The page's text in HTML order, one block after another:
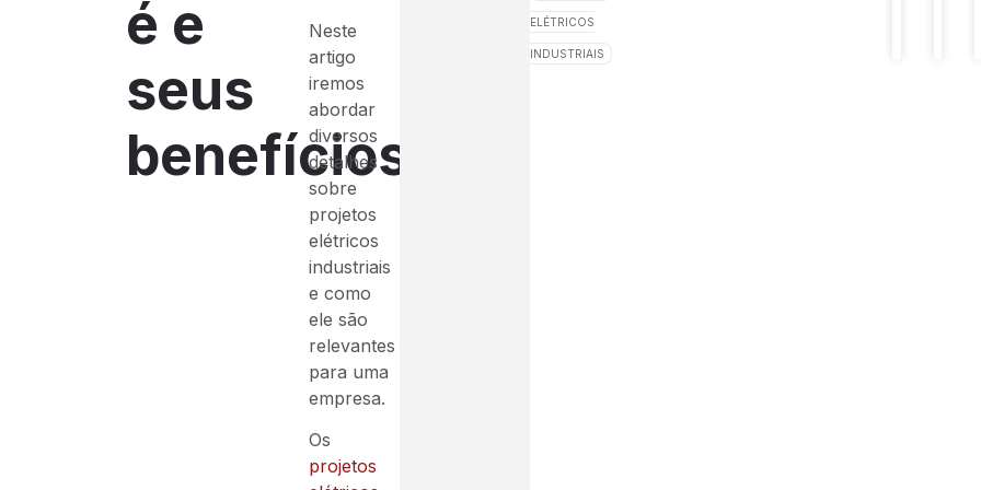
é e
seus
benefícios
Neste
artigo
iremos
abordar
diversos
detalhes
sobre
projetos
elétricos
industriais
e como
ele são
relevantes
para uma
empresa.
Os
projetos
ELÉTRICOS
INDUSTRIAIS